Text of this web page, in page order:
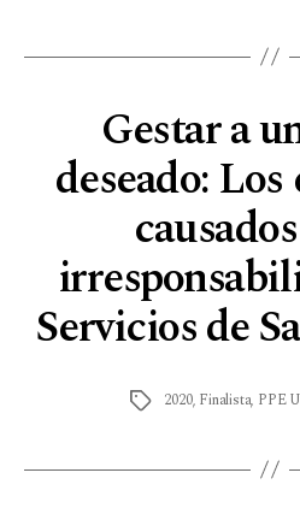
Gestar a
deseado:
Servicios de
2020, Finalista, PPE